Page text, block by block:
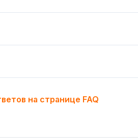
на странице FAQ